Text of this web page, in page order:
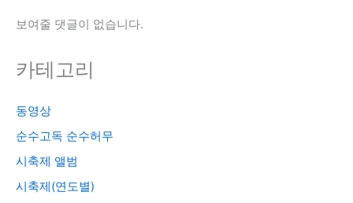
보여줄 댓글이 없습니다.
카테고리
동영상
순수고독 순수허무
시축제 앨범
시축제(연도별)